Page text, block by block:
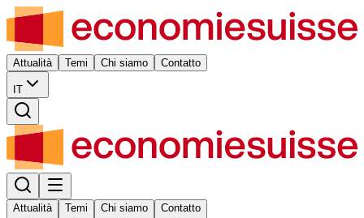
Attualità Temi Chi siamo Contatto
IT
Attualità Temi Chi siamo Contatto